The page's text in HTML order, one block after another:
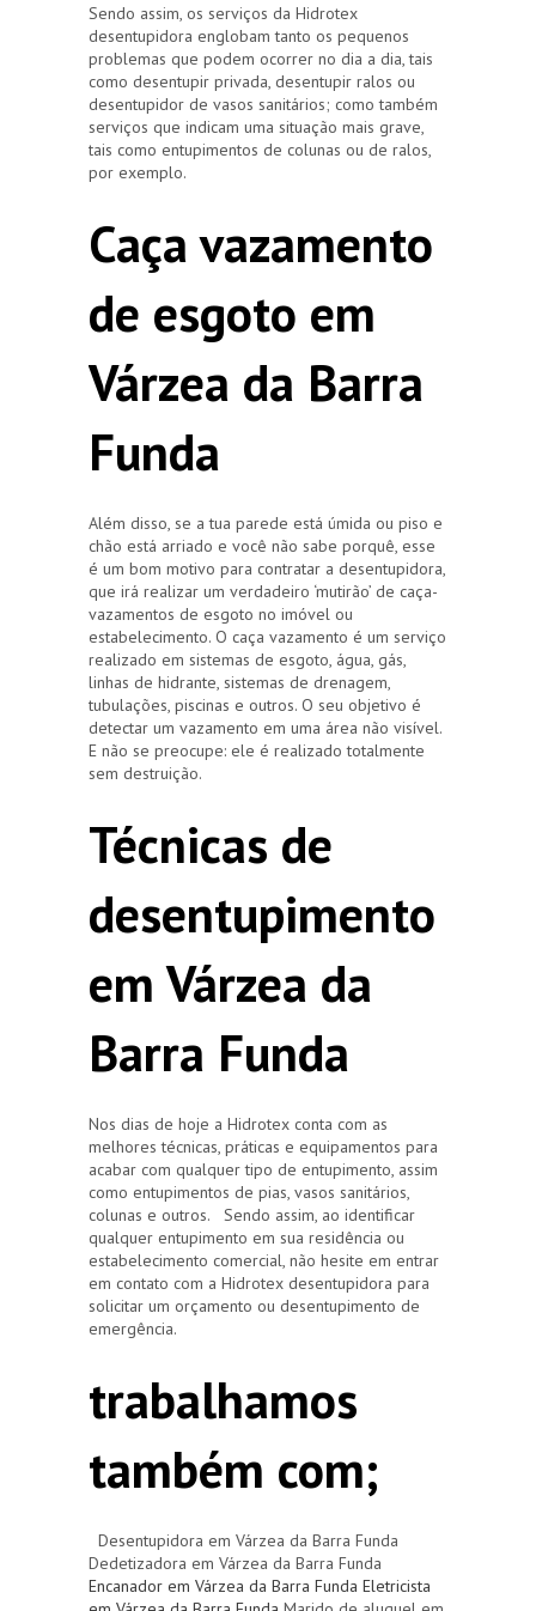
Sendo assim, os serviços da Hidrotex
desentupidora englobam tanto os pequenos
problemas que podem ocorrer no dia a dia, tais
como desentupir privada, desentupir ralos ou
desentupidor de vasos sanitários; como também
serviços que indicam uma situação mais grave,
tais como entupimentos de colunas ou de ralos,
por exemplo.
Caça vazamento
de esgoto em
Várzea da Barra
Funda
Além disso, se a tua parede está úmida ou piso e
chão está arriado e você não sabe porquê, esse
é um bom motivo para contratar a desentupidora,
que irá realizar um verdadeiro ‘mutirão’ de caça-
vazamentos de esgoto no imóvel ou
estabelecimento. O caça vazamento é um serviço
realizado em sistemas de esgoto, água, gás,
linhas de hidrante, sistemas de drenagem,
tubulações, piscinas e outros. O seu objetivo é
detectar um vazamento em uma área não visível.
E não se preocupe: ele é realizado totalmente
sem destruição.
Técnicas de
desentupimento
em Várzea da
Barra Funda
Nos dias de hoje a Hidrotex conta com as
melhores técnicas, práticas e equipamentos para
acabar com qualquer tipo de entupimento, assim
como entupimentos de pias, vasos sanitários,
colunas e outros. Sendo assim, ao identificar
qualquer entupimento em sua residência ou
estabelecimento comercial, não hesite em entrar
em contato com a Hidrotex desentupidora para
solicitar um orçamento ou desentupimento de
emergência.
trabalhamos
também com;
Desentupidora em Várzea da Barra Funda
Dedetizadora em Várzea da Barra Funda
Encanador em Várzea da Barra Funda Eletricista